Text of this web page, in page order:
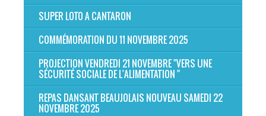
SUPER LOTO A CANTARON
COMMÉMORATION DU 11 NOVEMBRE 2025
PROJECTION VENDREDI 21 NOVEMBRE "VERS UNE
SÉCURITÉ SOCIALE DE L'ALIMENTATION "
REPAS DANSANT BEAUJOLAIS NOUVEAU SAMEDI 22
NOVEMBRE 2025